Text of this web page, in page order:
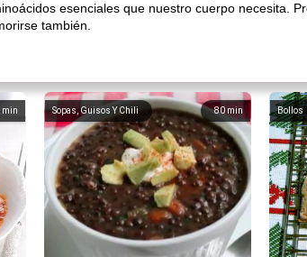
esenciales que nuestro cuerpo necesita.
también.
min 80 min
Sopas, Guisos Y Chili Bollos